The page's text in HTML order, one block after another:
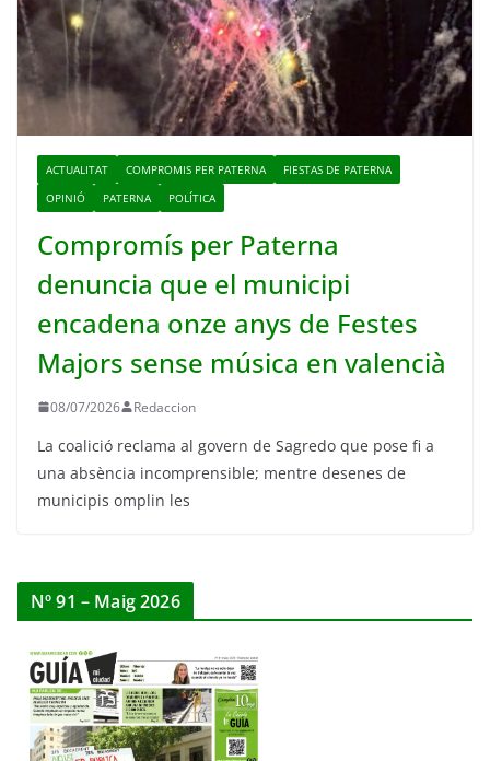
ACTUALITAT COMPROMIS PER PATERNA
FIESTAS DE PATERNA
OPINIÓ
PATERNA POLÍTICA
Compromís per Paterna
denuncia que el municipi
encadena onze anys de Festes
Majors sense música en valencià
08/07/2026 Redaccion
La coalició reclama al govern de Sagredo que pose fi a
una absència incomprensible; mentre desenes de
municipis omplin les
Nº 91 – Maig 2026